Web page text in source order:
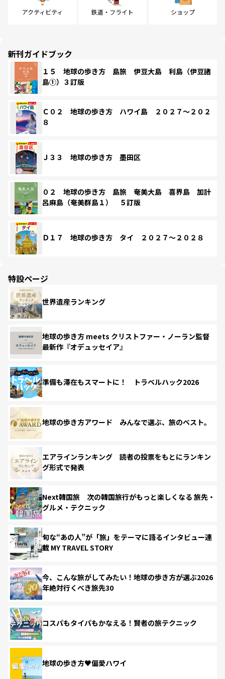
アクティビティ 鉄道・フライト ショップ
新刊ガイドブック
１５ 地球の歩き方 島旅 伊豆大島 利島（伊豆諸
島①）３訂版
Ｃ０２ 地球の歩き方 ハワイ島 ２０２７～２０２
８
Ｊ３３ 地球の歩き方 墨田区
０２ 地球の歩き方 島旅 奄美大島 喜界島 加計
呂麻島（奄美群島１） ５訂版
Ｄ１７ 地球の歩き方 タイ ２０２７～２０２８
特設ページ
世界遺産ランキング
地球の歩き方 meets クリストファー・ノーラン監督
最新作『オデュッセイア』
準備も滞在もスマートに！ トラベルハック2026
地球の歩き方アワード みんなで選ぶ、旅のベスト。
エアラインランキング 読者の投票をもとにランキン
グ形式で発表
Next韓国旅 次の韓国旅行がもっと楽しくなる 旅先・
グルメ・テクニック
旬な“あの人”が「旅」をテーマに語るインタビュー連
載 MY TRAVEL STORY
今、こんな旅がしてみたい！地球の歩き方が選ぶ2026
年絶対行くべき旅先30
コスパもタイパもかなえる！賢者の旅テクニック
地球の歩き方♥偏愛ハワイ